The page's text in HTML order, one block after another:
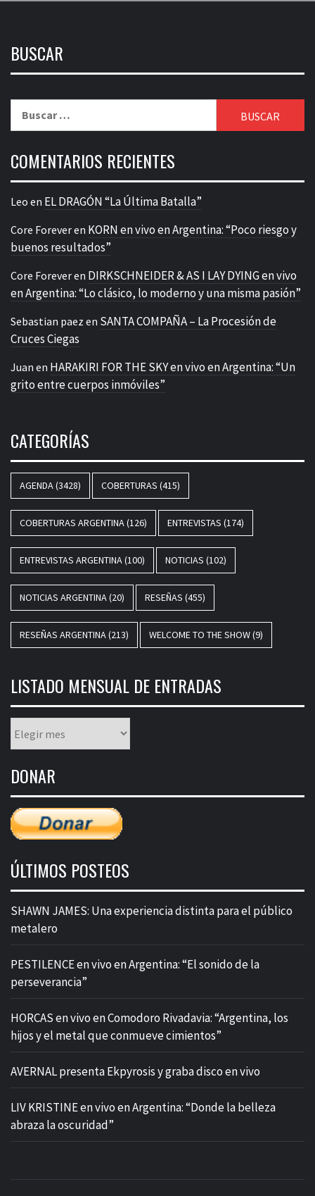
BUSCAR
COMENTARIOS RECIENTES
Leo en EL DRAGÓN “La Última Batalla”
Core Foreveren KORN en vivo en Argentina: “Poco riesgo y
buenos resultados”
Core Foreveren DIRKSCHNEIDER & AS I LAY DYING en vivo
en Argentina: “Lo clásico, lo moderno y una misma pasión”
Sebastian paez en SANTA COMPAÑA – La Procesión de
Cruces Ciegas
Juan en HARAKIRI FOR THE SKY en vivo en Argentina: “Un
grito entre cuerpos inmóviles”
CATEGORÍAS
AGENDA(3428) COBERTURAS (415)
COBERTURAS ARGENTINA(126) ENTREVISTAS (174)
ENTREVISTAS ARGENTINA(100) NOTICIAS (102)
NOTICIAS ARGENTINA(20) RESEÑAS (455)
RESEÑAS ARGENTINA(213) WELCOME TO THE SHOW(9)
LISTADO MENSUAL DE ENTRADAS
mensual
entradas
DONAR
ÚLTIMOS POSTEOS
SHAWN JAMES: Una experiencia distinta para el público
metalero
PESTILENCE en vivo en Argentina: “El sonido de la
perseverancia”
HORCAS en vivo en Comodoro Rivadavia: “Argentina, los
hijos y el metal que conmueve cimientos”
AVERNAL presenta Ekpyrosis y graba disco en vivo
LIV KRISTINE en vivo en Argentina: “Donde la belleza
abraza la oscuridad”